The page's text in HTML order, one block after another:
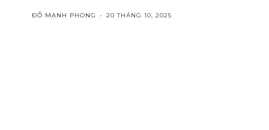
ĐỖ MẠNH PHONG - 20 THÁNG 10, 2025